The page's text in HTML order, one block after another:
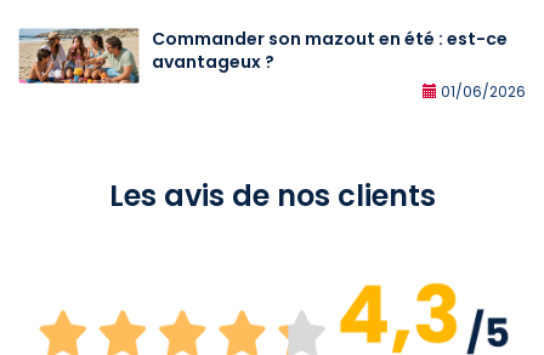
Commander son mazout en été : est-ce
avantageux ?
01/06/2026
Les avis de nos clients